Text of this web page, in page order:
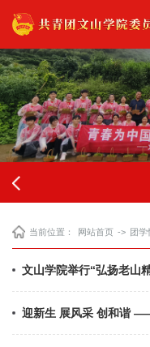
当前位置： 网站首页 -> 团学